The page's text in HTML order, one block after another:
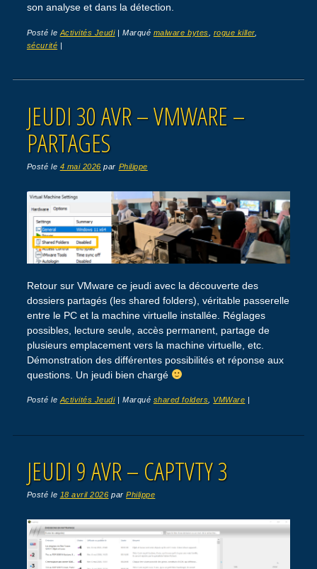
son analyse et dans la détection.
Posté le Activités Jeudi |Marqué malware bytes rogue killer
sécurité |
JEUDI 30 AVR – VMWARE –
PARTAGES
Posté le 4 mai 2026 par Philippe
Retour sur VMware ce jeudi avec la découverte des
dossiers partagés (les shared folders), véritable passerelle
entre le PC et la machine virtuelle installée. Réglages
possibles, lecture seule, accès permanent, partage de
plusieurs emplacement vers la machine virtuelle, etc.
Démonstration des différentes possibilités et réponse aux
questions. Un jeudi bien chargé
Posté leActivités Jeudi |Marqué shared folders, VMWare
JEUDI 9 AVR – CAPTVTY 3
Posté le 18 avril 2026 parPhilippe